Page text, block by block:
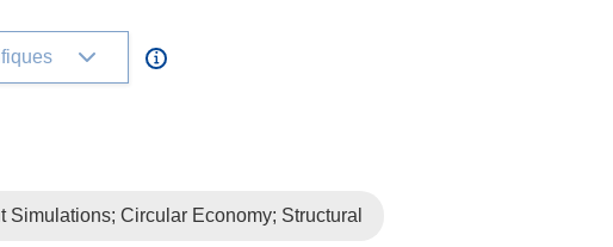
Simulations; Circular Economy; Structural